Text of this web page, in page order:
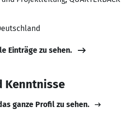
Einträge zu sehen.
Kenntnisse
ganze Profil zu sehen.